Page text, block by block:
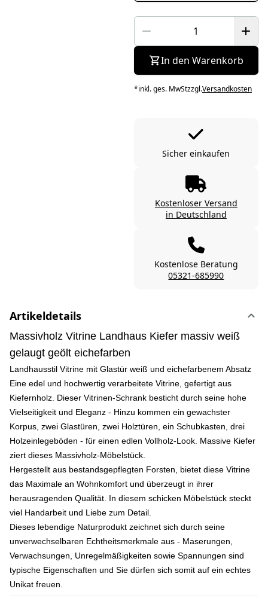
In den Warenkorb
*inkl. ges. MwStzzgl.Versandkosten
Sicher einkaufen
Kostenloser Versand
in Deutschland
Kostenlose Beratung
05321-685990
Artikeldetails
Massivholz Vitrine Landhaus Kiefer massiv weiß
gelaugt geölt eichefarben
Landhausstil Vitrine mit Glastür weiß und eichefarbenem Absatz
Eine edel und hochwertig verarbeitete Vitrine, gefertigt aus
Kiefernholz. Dieser Vitrinen-Schrank besticht durch seine hohe
Vielseitigkeit und Eleganz - Hinzu kommen ein gewachster
Korpus, zwei Glastüren, zwei Holztüren, ein Schubkasten, drei
Holzeinlegeböden - für einen edlen Vollholz-Look. Massive Kiefer
ziert dieses Massivholz-Möbelstück.
Hergestellt aus bestandsgepflegten Forsten, bietet diese Vitrine
das Maximale an Wohnkomfort und überzeugt in ihrer
herausragenden Qualität. In diesem schicken Möbelstück steckt
viel Handarbeit und Liebe zum Detail.
Dieses lebendige Naturprodukt zeichnet sich durch seine
unverwechselbaren Echtheitsmerkmale aus - Maserungen,
Verwachsungen, Unregelmäßigkeiten sowie Spannungen sind
typische Eigenschaften und Sie dürfen sich somit auf ein echtes
Unikat freuen.